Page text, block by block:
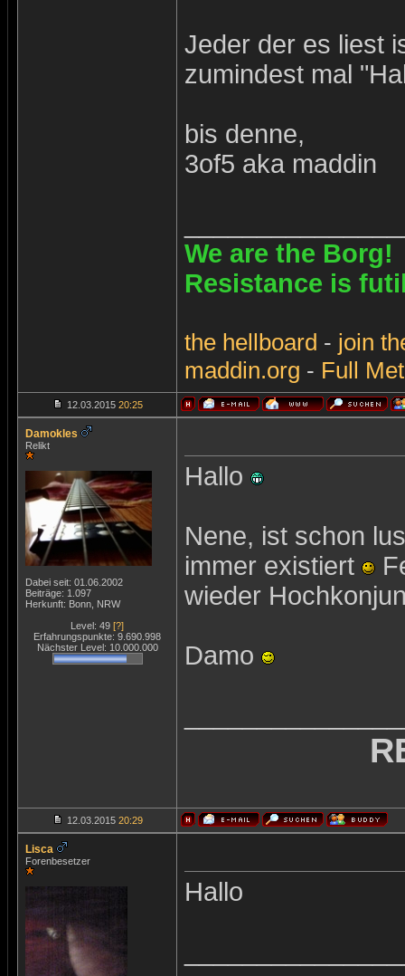
Jeder der es liest
zumindest mal
bis denne,
3of5 aka maddin
We are the Borg!
Resistance is
the hellboard - join
maddin.org - Full
12.03.2015 20:25
Damokles
Relikt
Dabei seit: 01.06.2002
Beiträge: 1.097
Herkunft: Bonn, NRW
Level: 49 [?]
Erfahrungspunkte: 9.690.998
Nächster Level: 10.000.000
Hallo
Nene, ist schon
immer existiert
wieder
Damo
12.03.2015 20:29
Lisca
Forenbesetzer
Hallo